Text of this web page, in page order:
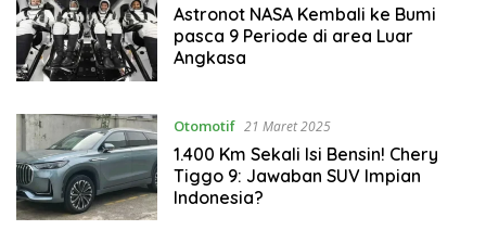
Astronot NASA Kembali ke Bumi
pasca 9 Periode di area Luar
Angkasa
Otomotif 21 Maret 2025
1.400 Km Sekali Isi Bensin! Chery
Tiggo 9: Jawaban SUV Impian
Indonesia?